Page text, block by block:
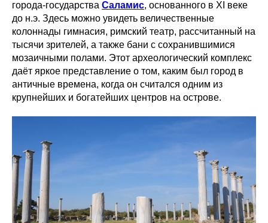
города-государства Саламис, основанного в XI веке
до н.э. Здесь можно увидеть величественные
колоннады гимнасия, римский театр, рассчитанный на
тысячи зрителей, а также бани с сохранившимися
мозаичными полами. Этот археологический комплекс
даёт яркое представление о том, каким был город в
античные времена, когда он считался одним из
крупнейших и богатейших центров на острове.